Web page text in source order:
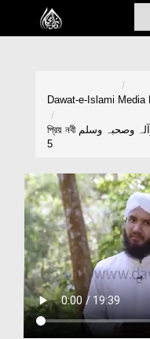
Home
Volunteer Portal
Rohani Ilaj
Donation
Blog
Magazine
Dawat-e-Islami Media
প্রিয় নবী صلی اللہ علیہ وآلہ وصحبہ وسلم 'র দোয়া প্রাপ্তগণ EP#
5